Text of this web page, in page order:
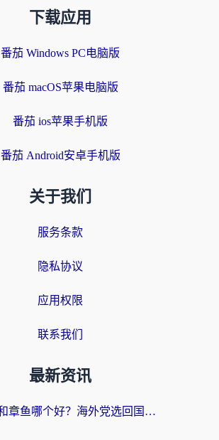
下载应用
番茄 Windows PC电脑版
番茄 macOS苹果电脑版
番茄 ios苹果手机版
番茄 Android安卓手机版
关于我们
服务条款
隐私协议
应用权限
联系我们
最新资讯
ChickCN和章鱼哪个好？海外党选回国加速器的3个关键维度 + 实用避坑指南